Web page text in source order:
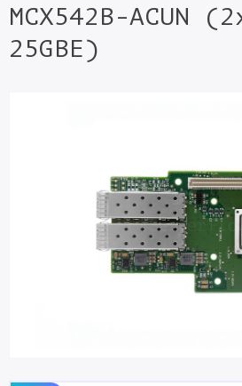
MCX542B-ACUN
25GBE)